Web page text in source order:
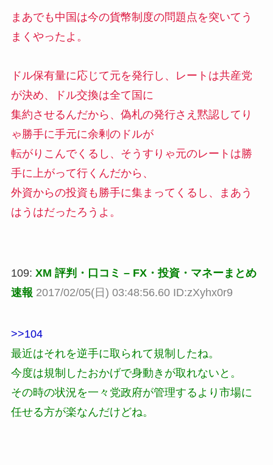
まあでも中国は今の貨幣制度の問題点を突いてう
まくやったよ。
ドル保有量に応じて元を発行し、レートは共産党
が決め、ドル交換は全て国に
集約させるんだから、偽札の発行さえ黙認してり
ゃ勝手に手元に余剰のドルが
転がりこんでくるし、そうすりゃ元のレートは勝
手に上がって行くんだから、
外資からの投資も勝手に集まってくるし、まあう
はうはだったろうよ。
109: XM 評判・口コミ – FX・投資・マネーまとめ
速報 2017/02/05(日) 03:48:56.60 ID:zXyhx0r9
>>104
最近はそれを逆手に取られて規制したね。
今度は規制したおかげで身動きが取れないと。
その時の状況を一々党政府が管理するより市場に
任せる方が楽なんだけどね。